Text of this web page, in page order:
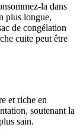
la dans
plus longue,
de congélation
cuite peut être
et riche en
soutenant la
sain.